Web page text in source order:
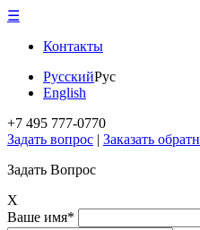
☰
Контакты
РусскийРус
English
+7 495 777-0770
Задать вопрос | Заказать
Задать Вопрос
X
Ваше имя*